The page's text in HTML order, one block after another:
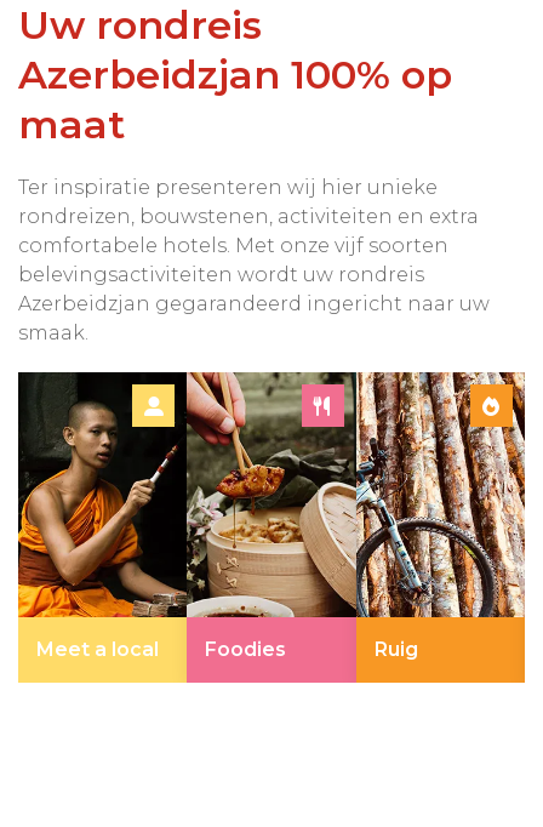
Uw rondreis
Azerbeidzjan 100% op
maat
Ter inspiratie presenteren wij hier unieke
rondreizen, bouwstenen, activiteiten en extra
comfortabele hotels. Met onze vijf soorten
belevingsactiviteiten wordt uw rondreis
Azerbeidzjan gegarandeerd ingericht naar uw
smaak.
Meet a local Foodies Ruig